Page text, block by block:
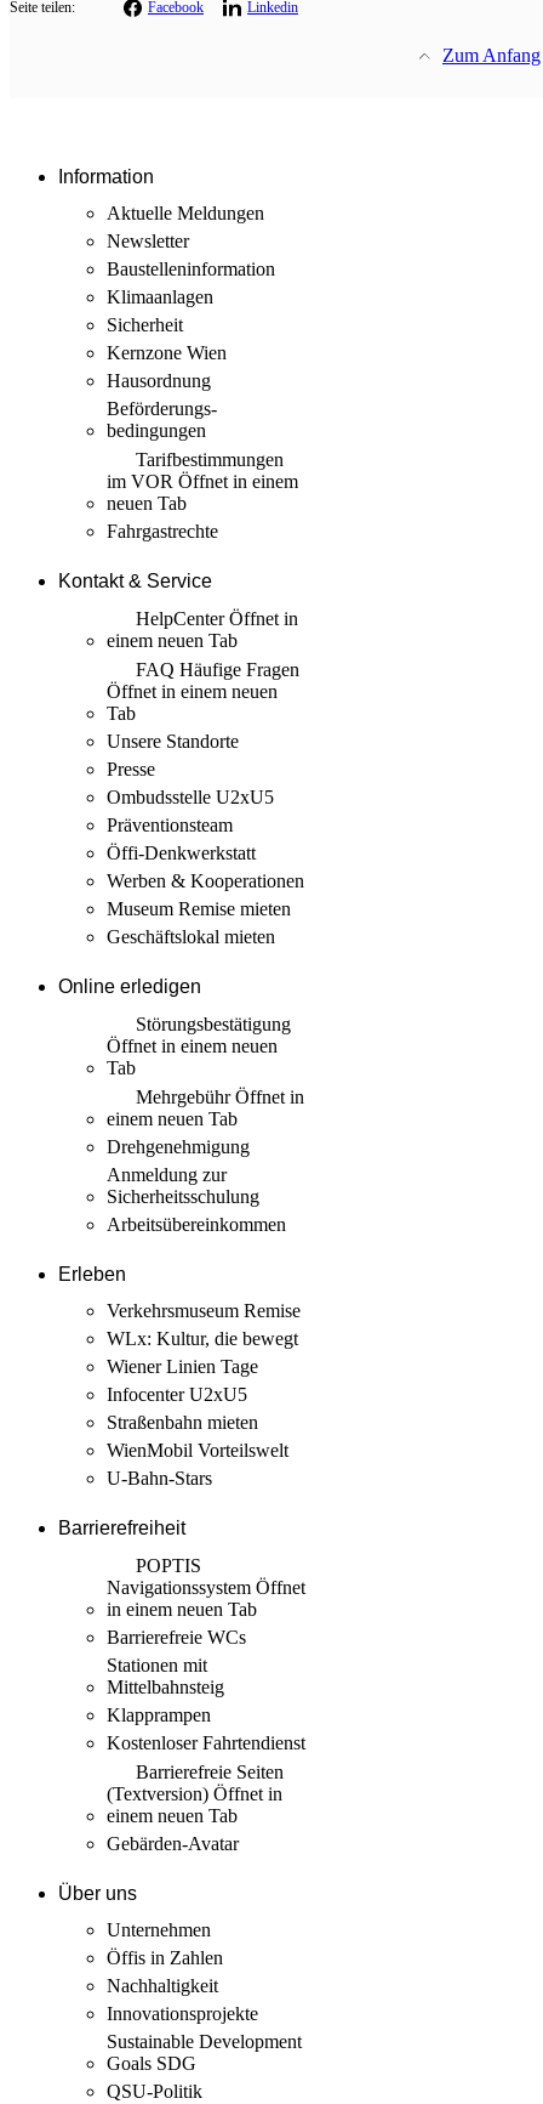
Seite teilen: Facebook Linkedin
Zum Anfang
Information
Aktuelle Meldungen
Newsletter
Baustellen­information
Klimaanlagen
Sicherheit
Kernzone Wien
Hausordnung
Beförderungs­
bedingungen
Tarif­bestimmungen
im VOR Öffnet in einem
neuen Tab
Fahrgastrechte
Kontakt & Service
HelpCenterÖffnet in
einem neuen Tab
FAQ Häufige Fragen
Öffnet in einem neuen
Tab
Unsere Standorte
Presse
Ombudsstelle U2xU5
Präventionsteam
Öffi-Denkwerkstatt
Werben & Kooperationen
Museum Remise mieten
Geschäftslokal mieten
Online erledigen
Störungs­bestätigung
Öffnet in einem neuen
Tab
MehrgebührÖffnet in
einem neuen Tab
Drehgenehmigung
Anmeldung zur
Sicherheits­schulung
Arbeits­übereinkommen
Erleben
Verkehrsmuseum Remise
WLx: Kultur, die bewegt
Wiener Linien Tage
Infocenter U2xU5
Straßenbahn mieten
WienMobil Vorteilswelt
U-Bahn-Stars
Barrierefreiheit
POPTIS
Navigationssystem Öffnet
in einem neuen Tab
Barrierefreie WCs
Stationen mit
Mittelbahnsteig
Klapprampen
Kostenloser Fahrtendienst
Barrierefreie Seiten
(Textversion) Öffnet in
einem neuen Tab
Gebärden-Avatar
Über uns
Unternehmen
Öffis in Zahlen
Nachhaltigkeit
Innovations­projekte
Sustainable Development
Goals SDG
QSU-Politik